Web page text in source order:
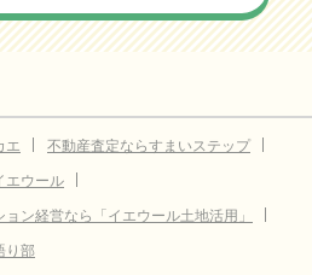
エ
不動産査定ならすまいステップ
エウール
ン経営なら「イエウール土地活用」
り部